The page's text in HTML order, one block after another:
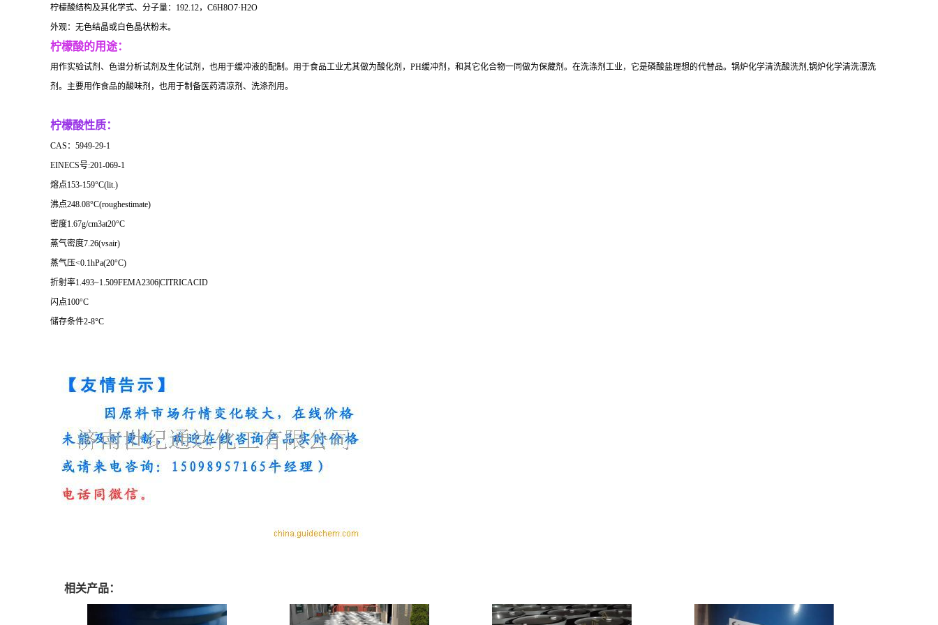
柠檬酸结构及其化学式、分子量：192.12，C6H8O7·H2O
外观：无色结晶或白色晶状粉末。
柠檬酸的用途：
用作实验试剂、色谱分析试剂及生化试剂，也用于缓冲液的配制。用于食品工业尤其做为酸化剂，PH缓冲剂，和其它化合物一同做为保藏剂。在洗涤剂工业，它是磷酸盐理想的代替品。锅炉化学清洗酸洗剂,锅炉化学清洗漂洗
剂。主要用作食品的酸味剂，也用于制备医药清凉剂、洗涤剂用。
柠檬酸性质：
CAS：5949-29-1
EINECS号:201-069-1
熔点153-159°C(lit.)
沸点248.08°C(roughestimate)
密度1.67g/cm3at20°C
蒸气密度7.26(vsair)
蒸气压<0.1hPa(20°C)
折射率1.493~1.509FEMA2306|CITRICACID
闪点100°C
储存条件2-8°C
相关产品：